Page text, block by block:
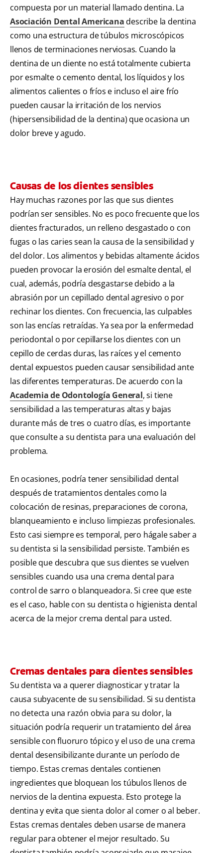
compuesta por un material llamado dentina. La
Asociación Dental Americanadescribe la dentina
como una estructura de túbulos microscópicos
llenos de terminaciones nerviosas. Cuando la
dentina de un diente no está totalmente cubierta
por esmalte o cemento dental, los líquidos y los
alimentos calientes o fríos e incluso el aire frío
pueden causar la irritación de los nervios
(hipersensibilidad de la dentina) que ocasiona un
dolor breve y agudo.
Causas de los dientes sensibles
Hay muchas razones por las que sus dientes
podrían ser sensibles. No es poco frecuente que los
dientes fracturados, un relleno desgastado o con
fugas o las caries sean la causa de la sensibilidad y
del dolor. Los alimentos y bebidas altamente ácidos
pueden provocar la erosión del esmalte dental, el
cual, además, podría desgastarse debido a la
abrasión por un cepillado dental agresivo o por
rechinar los dientes. Con frecuencia, las culpables
son las encías retraídas. Ya sea por la enfermedad
periodontal o por cepillarse los dientes con un
cepillo de cerdas duras, las raíces y el cemento
dental expuestos pueden causar sensibilidad ante
las diferentes temperaturas. De acuerdo con la
Academia de Odontología General, si tiene
sensibilidad a las temperaturas altas y bajas
durante más de tres o cuatro días, es importante
que consulte a su dentista para una evaluación del
problema.
En ocasiones, podría tener sensibilidad dental
después de tratamientos dentales como la
colocación de resinas, preparaciones de corona,
blanqueamiento e incluso limpiezas profesionales.
Esto casi siempre es temporal, pero hágale saber a
su dentista si la sensibilidad persiste. También es
posible que descubra que sus dientes se vuelven
sensibles cuando usa una crema dental para
control de sarro o blanqueadora. Si cree que este
es el caso, hable con su dentista o higienista dental
acerca de la mejor crema dental para usted.
Cremas dentales para dientes sensibles
Su dentista va a querer diagnosticar y tratar la
causa subyacente de su sensibilidad. Si su dentista
no detecta una razón obvia para su dolor, la
situación podría requerir un tratamiento del área
sensible con fluoruro tópico y el uso de una crema
dental desensibilizante durante un período de
tiempo. Estas cremas dentales contienen
ingredientes que bloquean los túbulos llenos de
nervios de la dentina expuesta. Esto protege la
dentina y evita que sienta dolor al comer o al beber.
Estas cremas dentales deben usarse de manera
regular para obtener el mejor resultado. Su